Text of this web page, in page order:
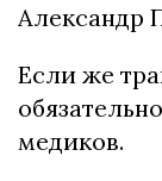
Александр
Если же
медиков.